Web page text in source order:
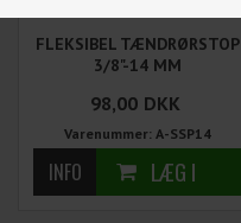
FLEKSIBEL TÆNDRØRSTOP
3/8"-14 MM
98,00 DKK
Varenummer: A-SSP14